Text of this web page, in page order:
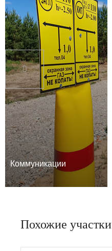
Коммуникации
Похожие участки